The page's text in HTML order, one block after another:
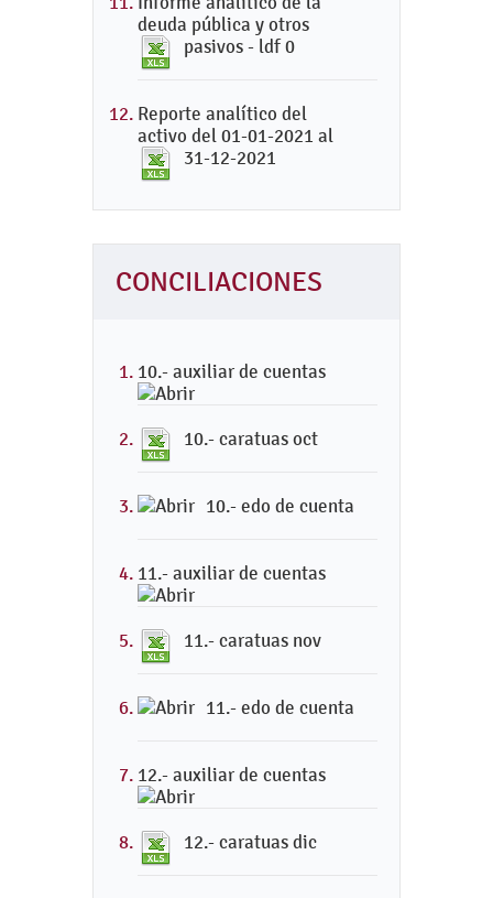
deuda pública y otros
pasivos - ldf 0
Reporte analítico del
activo del 01-01-2021 al
31-12-2021
CONCILIACIONES
10.- auxiliar de cuentas
10.- caratuas oct
10.- edo de cuenta
11.- auxiliar de cuentas
11.- caratuas nov
11.- edo de cuenta
12.- auxiliar de cuentas
12.- caratuas dic